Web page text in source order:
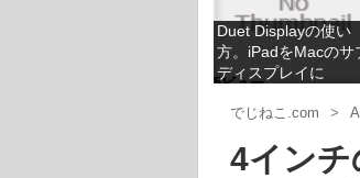
Duet Displayの使い
方。iPadをMacのサ
ディスプレイに
5ビュー
でじねこ.com
>
4インチ